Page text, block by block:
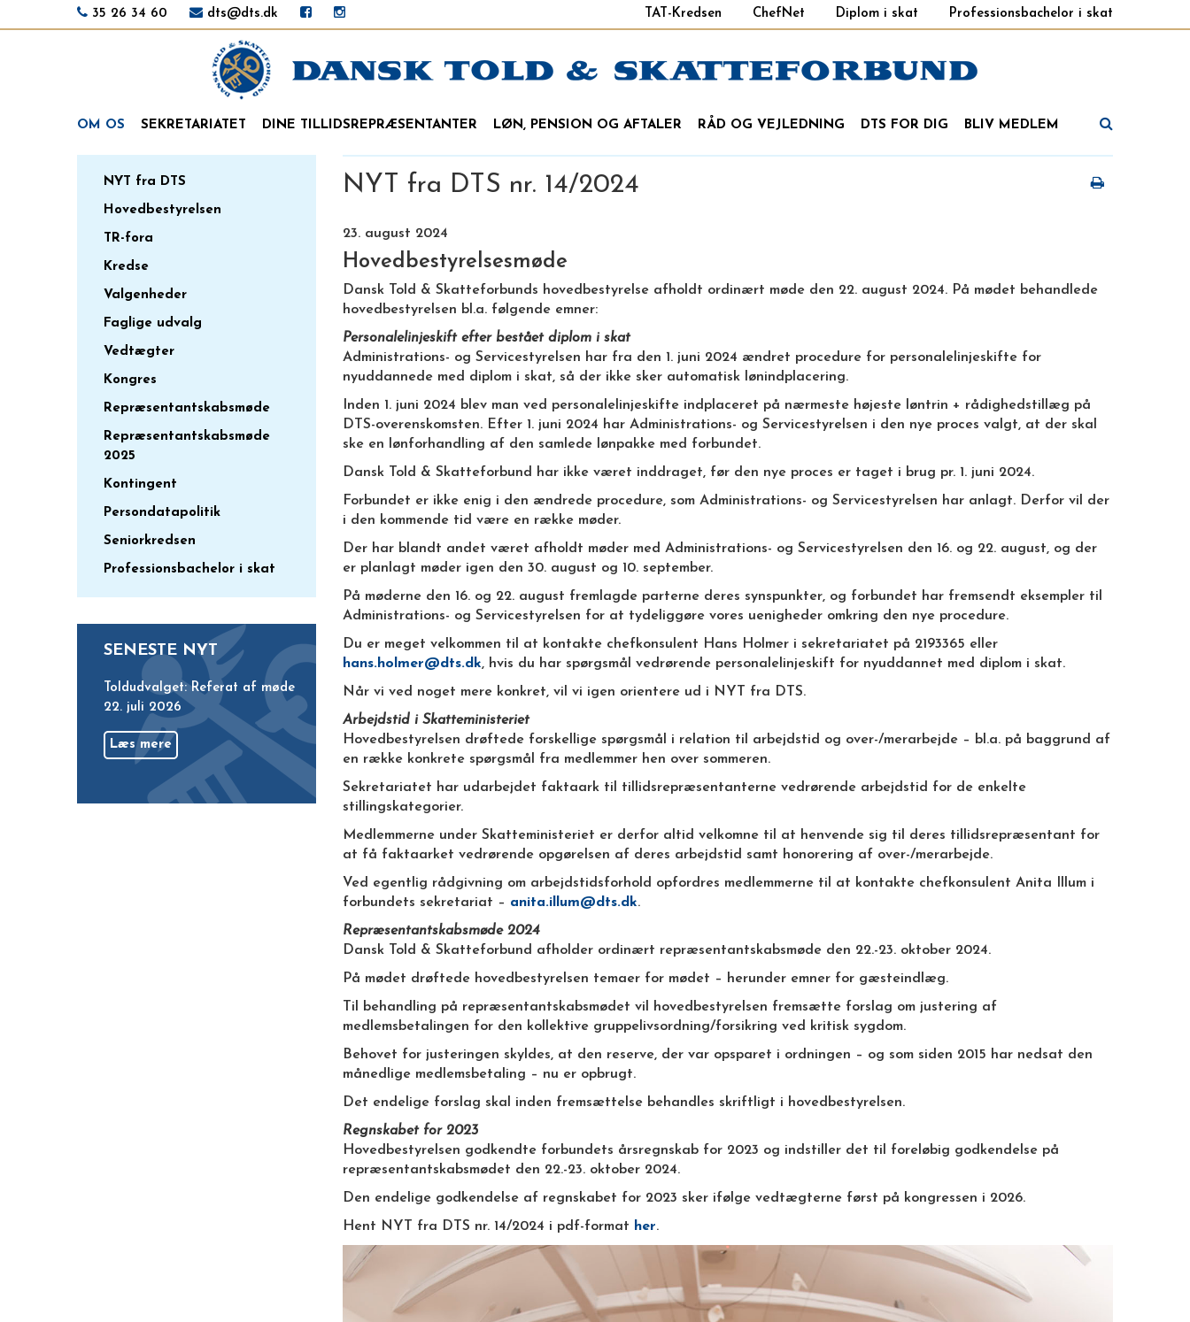
35 26 34 60 dts@dts.dk TAT-Kredsen ChefNet Diplom i skat Professionsbachelor i skat
OM OS SEKRETARIATET DINE TILLIDSREPRÆSENTANTER LØN, PENSION OG AFTALER RÅD OG VEJLEDNING DTS FOR DIG BLIV MEDLEM
NYT fra DTS
Hovedbestyrelsen
TR-fora
Kredse
Valgenheder
Faglige udvalg
Vedtægter
Kongres
Repræsentantskabsmøde
Repræsentantskabsmøde
2025
Kontingent
Persondatapolitik
Seniorkredsen
Professionsbachelor i skat
SENESTE NYT
Toldudvalget: Referat af møde
22. juli 2026
Læs mere
NYT fra DTS nr. 14/2024
23. august 2024
Hovedbestyrelsesmøde
Dansk Told & Skatteforbunds hovedbestyrelse afholdt ordinært møde den 22. august 2024. På mødet behandlede
hovedbestyrelsen bl.a. følgende emner:
Personalelinjeskift efter bestået diplom i skat
Administrations- og Servicestyrelsen har fra den 1. juni 2024 ændret procedure for personalelinjeskifte for
nyuddannede med diplom i skat, så der ikke sker automatisk lønindplacering.
Inden 1. juni 2024 blev man ved personalelinjeskifte indplaceret på nærmeste højeste løntrin + rådighedstillæg på
DTS-overenskomsten. Efter 1. juni 2024 har Administrations- og Servicestyrelsen i den nye proces valgt, at der skal
ske en lønforhandling af den samlede lønpakke med forbundet.
Dansk Told & Skatteforbund har ikke været inddraget, før den nye proces er taget i brug pr. 1. juni 2024.
Forbundet er ikke enig i den ændrede procedure, som Administrations- og Servicestyrelsen har anlagt. Derfor vil der
i den kommende tid være en række møder.
Der har blandt andet været afholdt møder med Administrations- og Servicestyrelsen den 16. og 22. august, og der
er planlagt møder igen den 30. august og 10. september.
På møderne den 16. og 22. august fremlagde parterne deres synspunkter, og forbundet har fremsendt eksempler til
Administrations- og Servicestyrelsen for at tydeliggøre vores uenigheder omkring den nye procedure.
Du er meget velkommen til at kontakte chefkonsulent Hans Holmer i sekretariatet på 2193365 eller
hans.holmer@dts.dk, hvis du har spørgsmål vedrørende personalelinjeskift for nyuddannet med diplom i skat.
Når vi ved noget mere konkret, vil vi igen orientere ud i NYT fra DTS.
Arbejdstid i Skatteministeriet
Hovedbestyrelsen drøftede forskellige spørgsmål i relation til arbejdstid og over-/merarbejde – bl.a. på baggrund af
en række konkrete spørgsmål fra medlemmer hen over sommeren.
Sekretariatet har udarbejdet faktaark til tillidsrepræsentanterne vedrørende arbejdstid for de enkelte
stillingskategorier.
Medlemmerne under Skatteministeriet er derfor altid velkomne til at henvende sig til deres tillidsrepræsentant for
at få faktaarket vedrørende opgørelsen af deres arbejdstid samt honorering af over-/merarbejde.
Ved egentlig rådgivning om arbejdstidsforhold opfordres medlemmerne til at kontakte chefkonsulent Anita Illum i
forbundets sekretariat – anita.illum@dts.dk.
Repræsentantskabsmøde 2024
Dansk Told & Skatteforbund afholder ordinært repræsentantskabsmøde den 22.-23. oktober 2024.
På mødet drøftede hovedbestyrelsen temaer for mødet – herunder emner for gæsteindlæg.
Til behandling på repræsentantskabsmødet vil hovedbestyrelsen fremsætte forslag om justering af
medlemsbetalingen for den kollektive gruppelivsordning/forsikring ved kritisk sygdom.
Behovet for justeringen skyldes, at den reserve, der var opsparet i ordningen – og som siden 2015 har nedsat den
månedlige medlemsbetaling – nu er opbrugt.
Det endelige forslag skal inden fremsættelse behandles skriftligt i hovedbestyrelsen.
Regnskabet for 2023
Hovedbestyrelsen godkendte forbundets årsregnskab for 2023 og indstiller det til foreløbig godkendelse på
repræsentantskabsmødet den 22.-23. oktober 2024.
Den endelige godkendelse af regnskabet for 2023 sker ifølge vedtægterne først på kongressen i 2026.
Hent NYT fra DTS nr. 14/2024 i pdf-format her.